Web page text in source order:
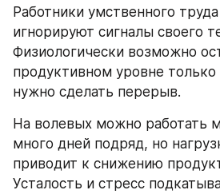
Работники умственного
игнорируют сигналы своего
Физиологически возможно
продуктивном уровне
нужно сделать перерыв.
На волевых можно работать
много дней подряд, но
приводит к снижению
Усталость и стресс